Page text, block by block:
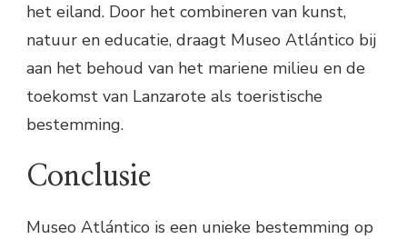
het eiland. Door het combineren van kunst,
natuur en educatie, draagt Museo Atlántico bij
aan het behoud van het mariene milieu en de
toekomst van Lanzarote als toeristische
bestemming.
Conclusie
Museo Atlántico is een unieke bestemming op